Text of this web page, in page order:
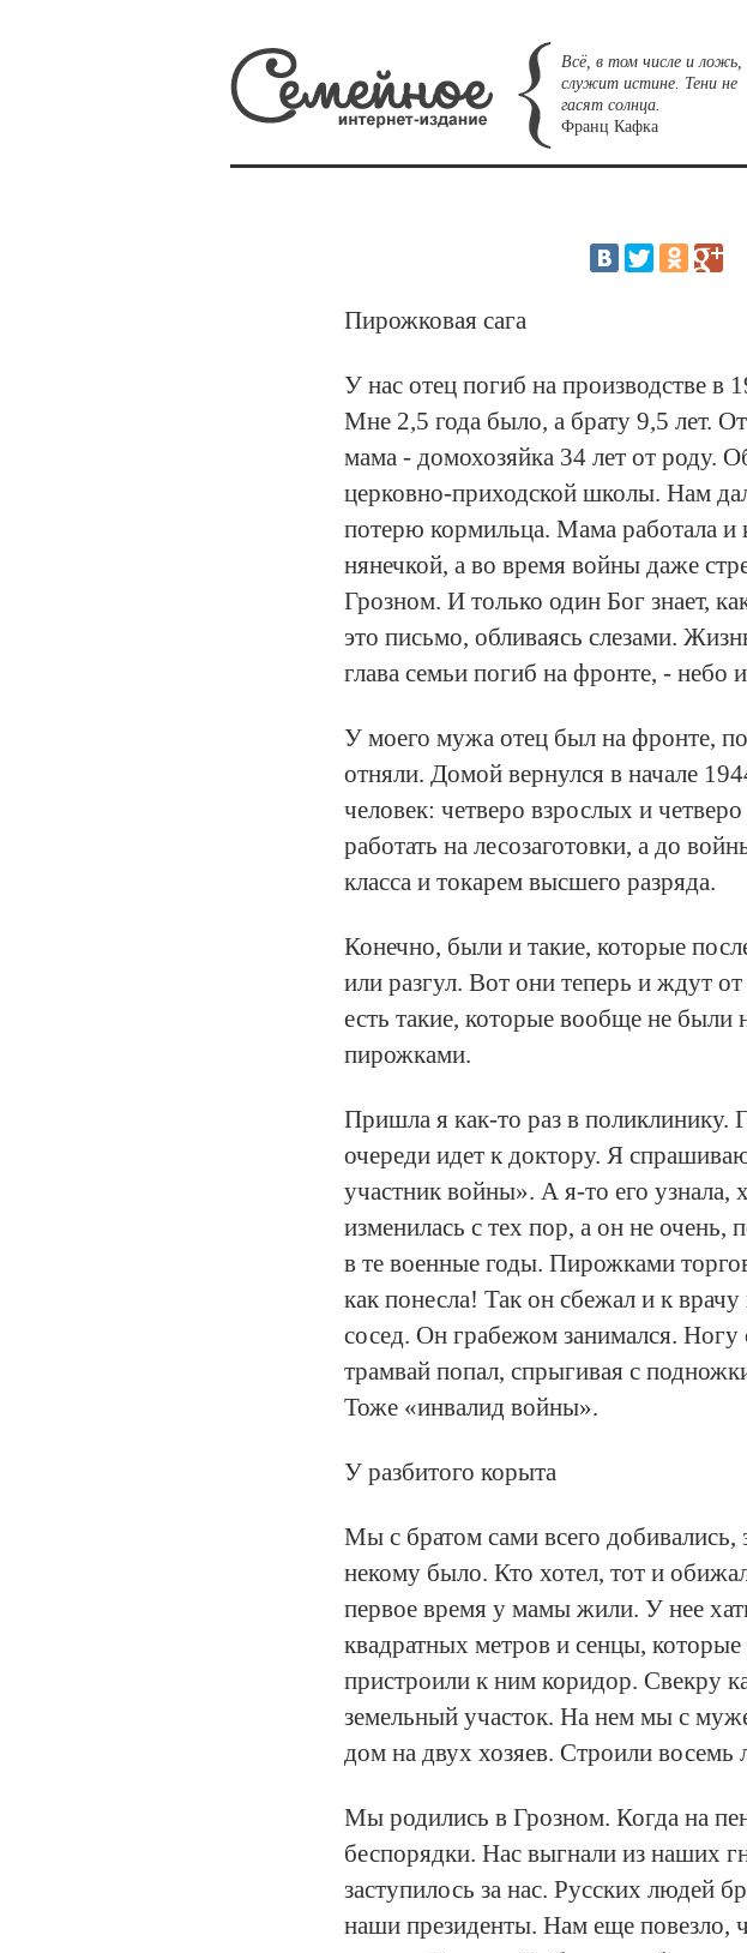
Всё, в том числе и ложь,
служит истине. Тени не
гасят солнца.
Франц Кафка
Пирожковая caга
У нас отец погиб на производстве в
Мне 2,5 года было, а брату 9,5 лет.
мама - домохозяйка 34 лет от роду.
церковно-приходской школы. Нам
потерю кормильца. Мама работала
нянечкой, а во время войны даже
Грозном. И только один Бог знает,
это письмо, обливаясь слезами.
глава семьи погиб на фронте, - небо
У моего мужа отец был на фронте,
отняли. Домой вернулся в начале
человек: четверо взрослых и
работать на лесозаготовки, а до
класса и токарем высшего разряда.
Конечно, были и такие, которые
или разгул. Вот они теперь и ждут
есть такие, которые вообще не были
пирожками.
Пришла я как-то раз в
очереди идет к доктору. Я
участник войны». А я-то его узнала,
изменилась с тех пор, а он не
в те военные годы. Пирожками
как понесла! Так он сбежал и к
сосед. Он грабежом занимался. Ногу
трамвай попал, спрыгивая с
Тоже «инвалид войны».
У разбитого корыта
Мы с братом сами всего добивались,
некому было. Кто хотел, тот и
первое время у мамы жили. У нее
квадратных метров и сенцы,
пристроили к ним коридор. Свекру
земельный участок. На нем мы с
дом на двух хозяев. Строили восемь
Мы родились в Грозном. Когда на
беспорядки. Нас выгнали из наших
заступилось за нас. Русских людей
наши президенты. Нам еще повезло,